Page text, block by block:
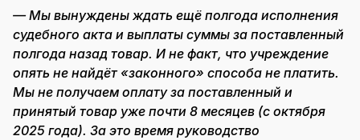
— Мы вынуждены ждать ещё полгода исполнения
судебного акта и выплаты суммы за поставленный
полгода назад товар. И не факт, что учреждение
опять не найдёт «законного» способа не платить.
Мы не получаем оплату за поставленный и
принятый товар уже почти 8 месяцев (с октября
2025 года). За это время руководство